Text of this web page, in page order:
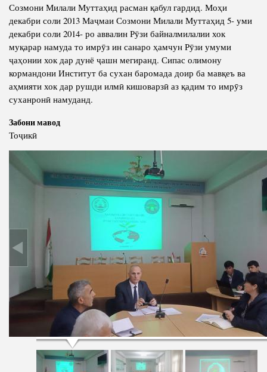
Салоҳият
Тарҷумаи ҳол
Мақолаҳо
ПРЕЗИДЕНТИ ҶУМҲУРИИ ТОҶИКИСТОН
Сохтори Институт
Роҳбарон ва кормандон
Таърихи роҳбарон
Созмони Милали Муттаҳид расман қабул гардид. Моҳи
декабри соли 2013 Маҷмаи Созмони Милали Муттаҳид 5- уми
декабри соли 2014- ро аввалин Рӯзи байналмилалии хок
муқарар намуда то имрӯз ин санаро ҳамчун Рӯзи умуми
ҷаҳонии хок дар дунё ҷашн мегиранд. Сипас олимону
кормандони Институт ба сухан баромада доир ба мавқеъ ва
аҳмияти хок дар рушди илмӣ кишоварзӣ аз қадим то имрӯз
суханронӣ намуданд.
Забони мавод
Тоҷикӣ